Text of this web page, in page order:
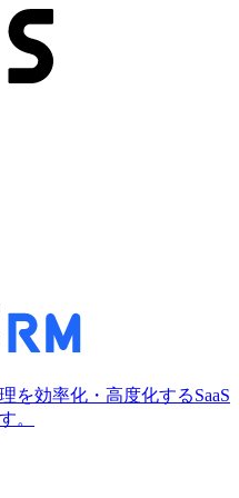
を効率化・高度化するSaaS
。